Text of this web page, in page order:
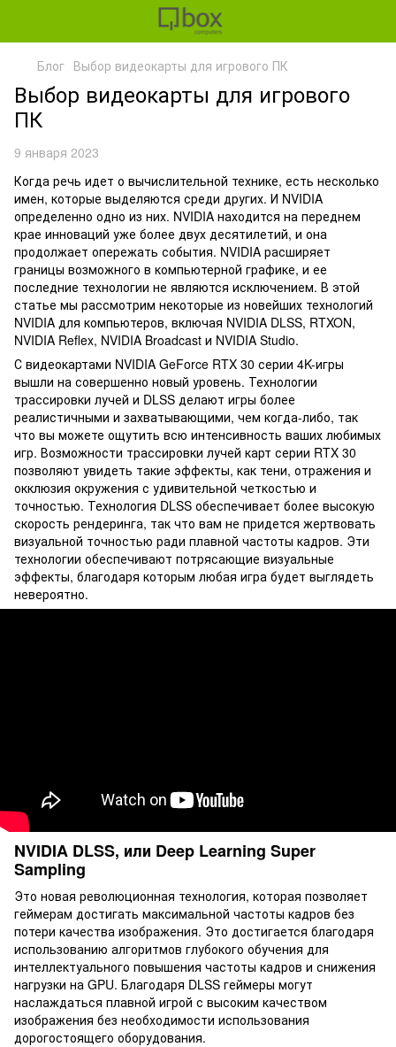
Блог Выбор видеокарты для игрового ПК
Выбор видеокарты для игрового
ПК
9 января 2023
Когда речь идет о вычислительной технике, есть несколько
имен, которые выделяются среди других. И NVIDIA
определенно одно из них. NVIDIA находится на переднем
крае инноваций уже более двух десятилетий, и она
продолжает опережать события. NVIDIA расширяет
границы возможного в компьютерной графике, и ее
последние технологии не являются исключением. В этой
статье мы рассмотрим некоторые из новейших технологий
NVIDIA для компьютеров, включая NVIDIA DLSS, RTXON,
NVIDIA Reflex, NVIDIA Broadcast и NVIDIA Studio.
С видеокартами NVIDIA GeForce RTX 30 серии 4K-игры
вышли на совершенно новый уровень. Технологии
трассировки лучей и DLSS делают игры более
реалистичными и захватывающими, чем когда-либо, так
что вы можете ощутить всю интенсивность ваших любимых
игр. Возможности трассировки лучей карт серии RTX 30
позволяют увидеть такие эффекты, как тени, отражения и
окклюзия окружения с удивительной четкостью и
точностью. Технология DLSS обеспечивает более высокую
скорость рендеринга, так что вам не придется жертвовать
визуальной точностью ради плавной частоты кадров. Эти
технологии обеспечивают потрясающие визуальные
эффекты, благодаря которым любая игра будет выглядеть
невероятно.
NVIDIA DLSS, или Deep Learning Super
Sampling
Это новая революционная технология, которая позволяет
геймерам достигать максимальной частоты кадров без
потери качества изображения. Это достигается благодаря
использованию алгоритмов глубокого обучения для
интеллектуального повышения частоты кадров и снижения
нагрузки на GPU. Благодаря DLSS геймеры могут
наслаждаться плавной игрой с высоким качеством
изображения без необходимости использования
дорогостоящего оборудования.